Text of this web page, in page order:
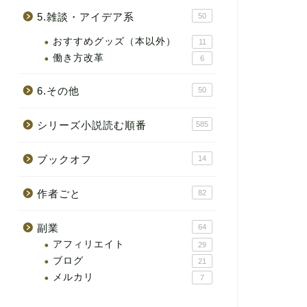
5.雑談・アイデア系 50
おすすめグッズ（本以外） 11
働き方改革 6
6.その他 50
シリーズ小説読む順番 585
ブックオフ 14
作者ごと 82
副業 64
アフィリエイト 29
ブログ 21
メルカリ 7